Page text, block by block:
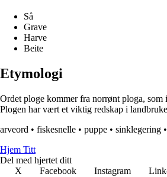
Så
Grave
Harve
Beite
Etymologi
Ordet ploge kommer fra norrønt ploga,
Plogen har vært et viktig redskap i
arveord • fiskesnelle • puppe • sinklegering •
Hjem Titt
Del med hjertet ditt
X
Facebook Instagram